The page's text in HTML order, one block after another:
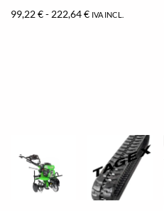
99,22€- 222,64€ IVA INCL.